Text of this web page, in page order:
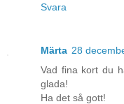
Svara
Märta 28
Vad fina kort du
glada!
Ha det så gott!